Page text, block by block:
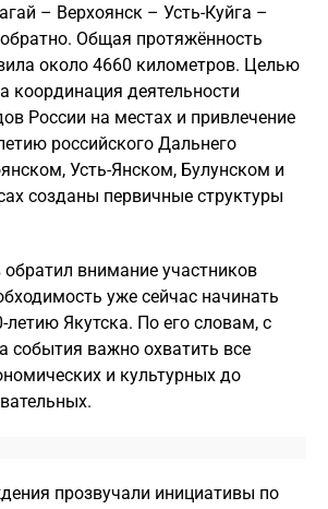
– Верхоянск – Усть-Куйга –
Общая протяжённость
около 4660 километров. Целью
координация деятельности
России на местах и привлечение
российского Дальнего
Усть-Янском, Булунском и
созданы первичные структуры
обратил внимание участников
уже сейчас начинать
летию Якутска. По его словам, с
события важно охватить все
и культурных до
прозвучали инициативы по